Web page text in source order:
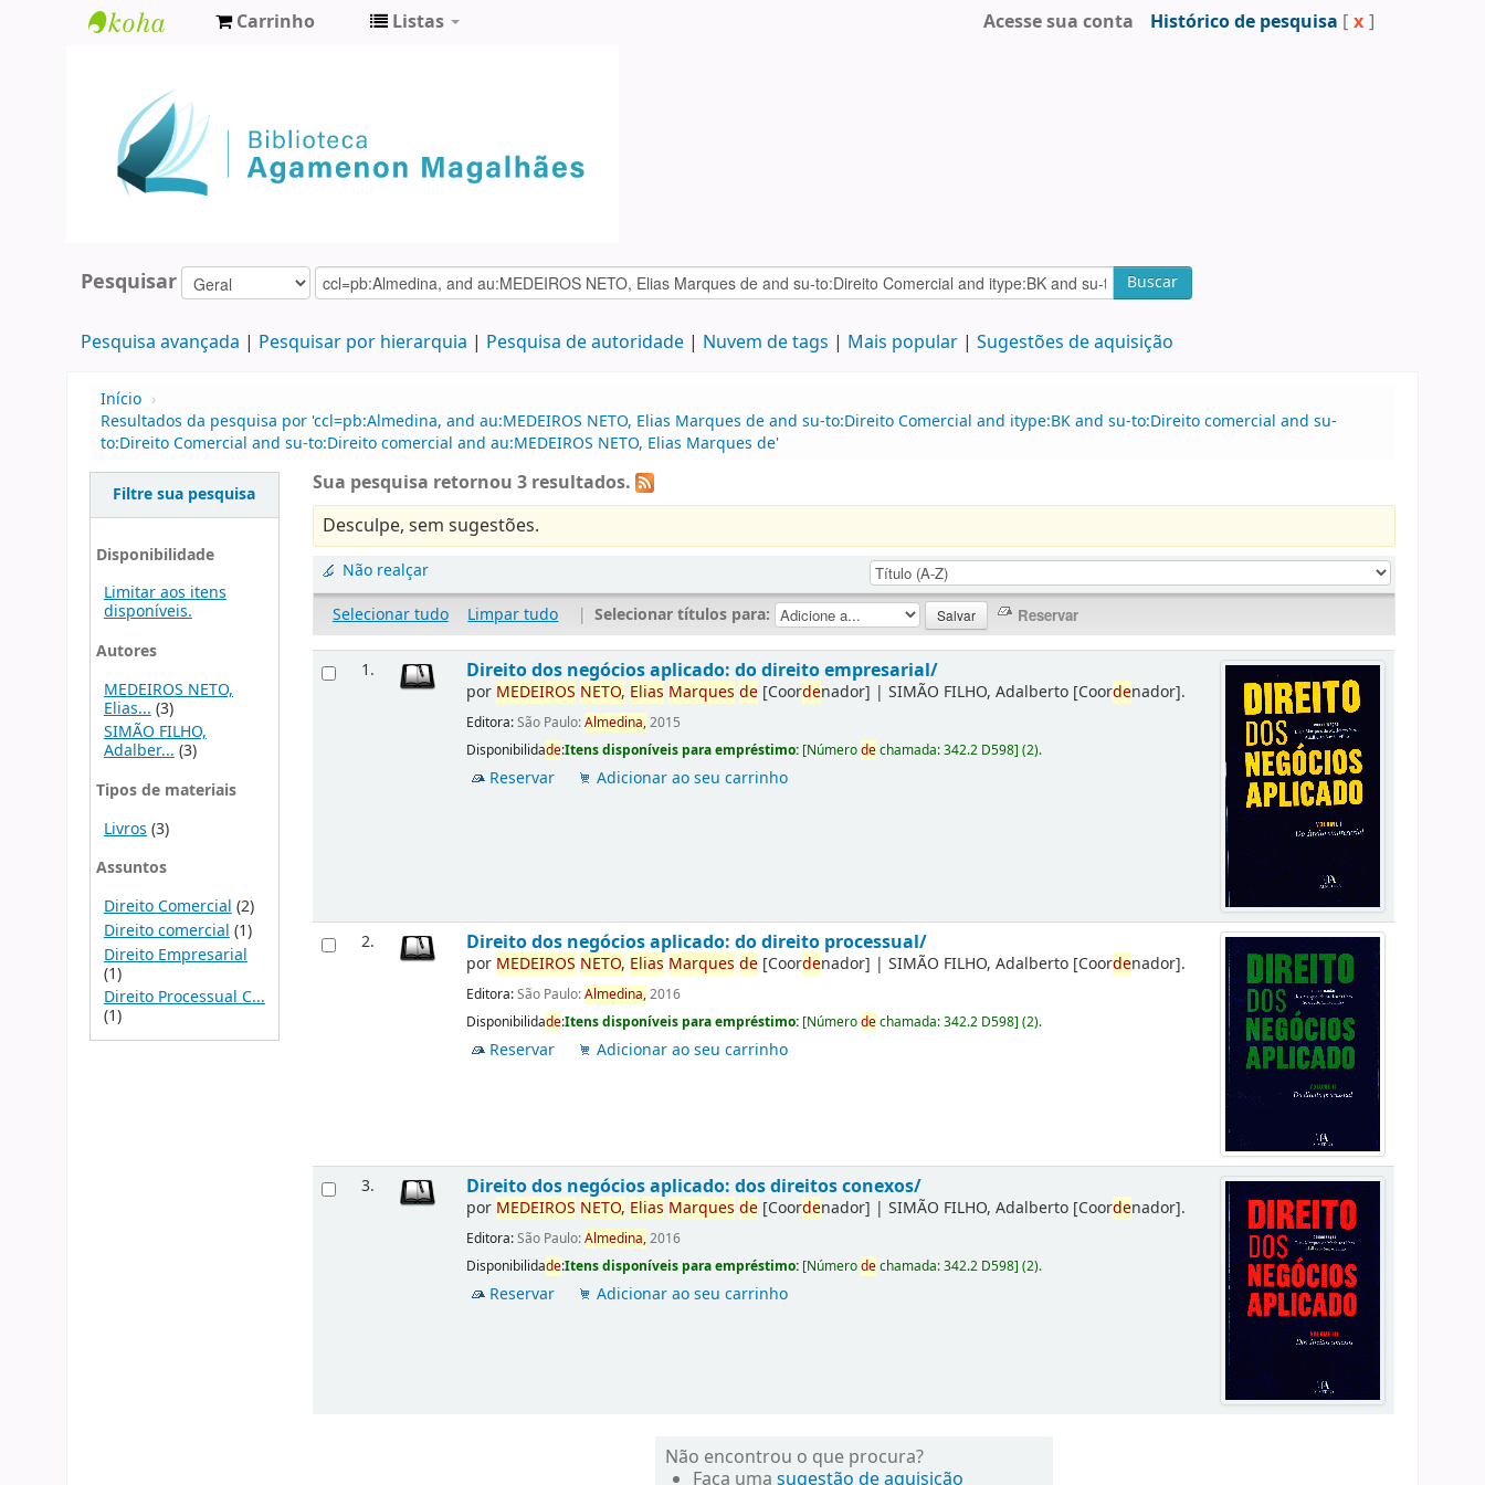
Agamenon
Magalhães
Carrinho Listas Acesse sua conta Histórico de pesquisa [ x ]
Pesquisar Buscar
Pesquisa avançada Pesquisar por hierarquia Pesquisa de autoridade Nuvem de tags Mais popular Sugestões de aquisição
Início ›
Resultados da pesquisa por 'ccl=pb:Almedina, and au:MEDEIROS NETO, Elias Marques de and su-to:Direito Comercial and itype:BK and su-to:Direito comercial and su-
to:Direito Comercial and su-to:Direito comercial and au:MEDEIROS NETO, Elias Marques de'
Filtre sua pesquisa
Disponibilidade
Limitar aos itens
disponíveis.
Autores
MEDEIROS NETO,
Elias... (3)
SIMÃO FILHO,
Adalber...(3)
Tipos de materiais
Livros (3)
Assuntos
Direito Comercial (2)
Direito comercial (1)
Direito Empresarial
(1)
Direito Processual C...
(1)
Sua pesquisa retornou 3 resultados.
Desculpe, sem sugestões.
Não realçar
Selecionar tudo
Limpar tudo | Selecionar títulos para:
1. Direito dos negócios aplicado: do direito empresarial/
por MEDEIROS NETO, Elias Marques de [Coordenador] |SIMÃO FILHO, Adalberto [Coordenador].
Editora:São Paulo:Almedina,2015
Disponibilidade:Itens disponíveis para empréstimo: [Númerodechamada:342.2 D598](2).
Reservar Adicionar ao seu carrinho
2. Direito dos negócios aplicado: do direito processual/
por MEDEIROS NETO, Elias Marques de [Coordenador] |SIMÃO FILHO, Adalberto [Coordenador].
Editora:São Paulo:Almedina,2016
Disponibilidade:Itens disponíveis para empréstimo: [Númerodechamada:342.2 D598](2).
Reservar Adicionar ao seu carrinho
3. Direito dos negócios aplicado: dos direitos conexos/
por MEDEIROS NETO, Elias Marques de [Coordenador] |SIMÃO FILHO, Adalberto [Coordenador].
Editora:São Paulo:Almedina,2016
Disponibilidade:Itens disponíveis para empréstimo: [Númerodechamada:342.2 D598](2).
Reservar Adicionar ao seu carrinho
Não encontrou o que procura?